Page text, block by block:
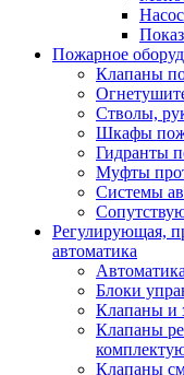
Пожарное
Клапаны
Стволы,
Шкафы
Гидранты
Муфты
Системы
Регулирующая,
автоматика
Блоки
Клапаны и
Клапаны
Клапаны